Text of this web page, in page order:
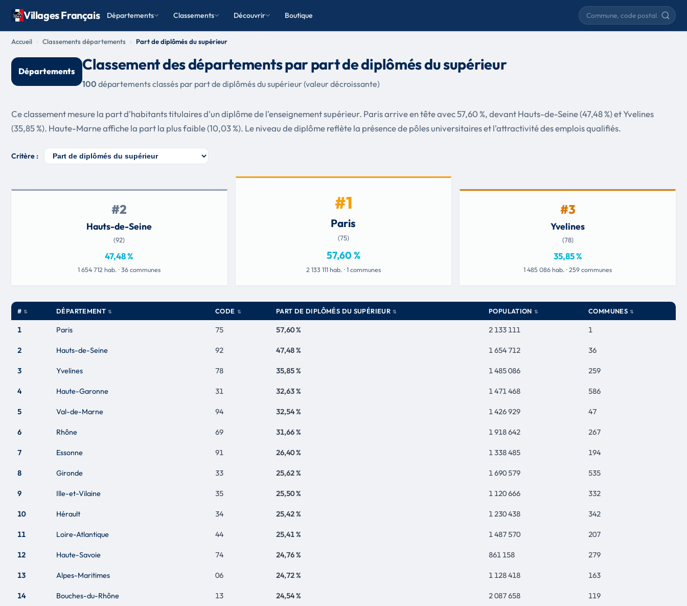
Villages Français Départements Classements Découvrir Boutique
Rechercher une commune
Accueil Classements départements Part de diplômés du supérieur
Départements Classement des départements par part de diplômés du supérieur
100 départements classés par part de diplômés du supérieur (valeur décroissante)
Ce classement mesure la part d'habitants titulaires d'un diplôme de l'enseignement supérieur. Paris arrive en tête avec 57,60 %, devant Hauts-de-Seine (47,48 %) et Yvelines
(35,85 %). Haute-Marne affiche la part la plus faible (10,03 %). Le niveau de diplôme reflète la présence de pôles universitaires et l'attractivité des emplois qualifiés.
Critère :
#2
Hauts-de-Seine
(92)
47,48 %
1 654 712 hab. · 36 communes
#1
Paris
(75)
57,60 %
2 133 111 hab. · 1 communes
#3
Yvelines
(78)
35,85 %
1 485 086 hab. · 259 communes
# DÉPARTEMENT CODE PART DE DIPLÔMÉS DU SUPÉRIEUR POPULATION COMMUNES
1 Paris 75 57,60 % 2 133 111 1
2 Hauts-de-Seine 92 47,48 % 1 654 712 36
3 Yvelines 78 35,85 % 1 485 086 259
4 Haute-Garonne 31 32,63 % 1 471 468 586
5 Val-de-Marne 94 32,54 % 1 426 929 47
6 Rhône 69 31,66 % 1 918 642 267
7 Essonne 91 26,40 % 1 338 485 194
8 Gironde 33 25,62 % 1 690 579 535
9 Ille-et-Vilaine 35 25,50 % 1 120 666 332
10 Hérault 34 25,42 % 1 230 438 342
11 Loire-Atlantique 44 25,41 % 1 487 570 207
12 Haute-Savoie 74 24,76 % 861 158 279
13 Alpes-Maritimes 06 24,72 % 1 128 418 163
14 Bouches-du-Rhône 13 24,54 % 2 087 658 119